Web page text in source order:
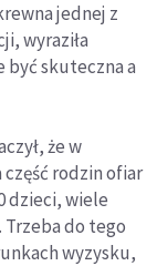
jednej z
wyraziła
być skuteczna a
że w
rodzin ofiar
dzieci, wiele
do tego
wyzysku,